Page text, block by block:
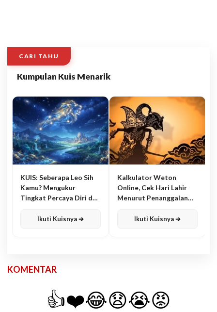
CARI TAHU
Kumpulan Kuis Menarik
KUIS: Seberapa Leo Sih
Kamu? Mengukur
Tingkat Percaya Diri dan
Ikuti Kuisnya ➔
Kalkulator Weton
Online, Cek Hari Lahir
Menurut Penanggalan
Ikuti Kuisnya ➔
KOMENTAR
👍❤️😂😧😭😡